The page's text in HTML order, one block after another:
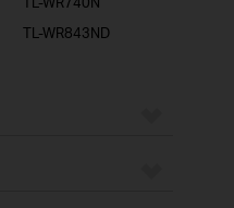
TL-WR843ND